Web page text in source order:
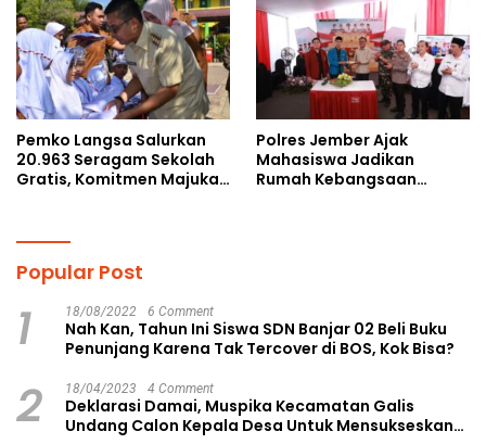
Pemko Langsa Salurkan
20.963 Seragam Sekolah
Gratis, Komitmen Majukan
Polres Jember Ajak
Mahasiswa Jadikan
Rumah Kebangsaan
Popular Post
1 18/08/2022 6 Comment
Nah Kan, Tahun Ini Siswa SDN Banjar 02 Beli Buku
Penunjang Karena Tak Tercover di BOS, Kok Bisa?
2 18/04/2023 4 Comment
Deklarasi Damai, Muspika Kecamatan Galis
Undang Calon Kepala Desa Untuk Mensukseskan